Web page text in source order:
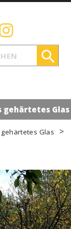

gehärtetes Glas
Glas